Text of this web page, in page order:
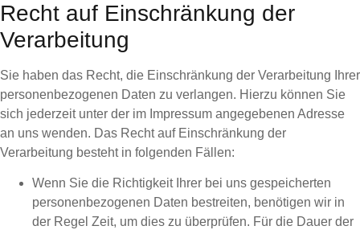
Recht auf Einschränkung der
Verarbeitung
Sie haben das Recht, die Einschränkung der Verarbeitung Ihrer
personenbezogenen Daten zu verlangen. Hierzu können Sie
sich jederzeit unter der im Impressum angegebenen Adresse
an uns wenden. Das Recht auf Einschränkung der
Verarbeitung besteht in folgenden Fällen:
Wenn Sie die Richtigkeit Ihrer bei uns gespeicherten
personenbezogenen Daten bestreiten, benötigen wir in
der Regel Zeit, um dies zu überprüfen. Für die Dauer der